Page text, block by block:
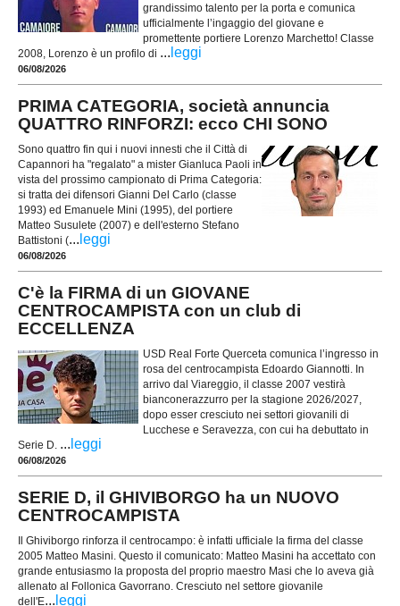
grandissimo talento per la porta e comunica
ufficialmente l’ingaggio del giovane e
promettente portiere Lorenzo Marchetto! Classe
2008, Lorenzo è un profilo di ... leggi
06/08/2026
PRIMA CATEGORIA, società annuncia
QUATTRO RINFORZI: ecco CHI SONO
Sono quattro fin qui i nuovi innesti che il Città di
Capannori ha "regalato" a mister Gianluca Paoli in
vista del prossimo campionato di Prima Categoria:
si tratta dei difensori Gianni Del Carlo (classe
1993) ed Emanuele Mini (1995), del portiere
Matteo Susulete (2007) e dell'esterno Stefano
Battistoni (... leggi
06/08/2026
C'è la FIRMA di un GIOVANE
CENTROCAMPISTA con un club di
ECCELLENZA
USD Real Forte Querceta comunica l’ingresso in
rosa del centrocampista Edoardo Giannotti. In
arrivo dal Viareggio, il classe 2007 vestirà
bianconerazzurro per la stagione 2026/2027,
dopo esser cresciuto nei settori giovanili di
Lucchese e Seravezza, con cui ha debuttato in
Serie D. ... leggi
06/08/2026
SERIE D, il GHIVIBORGO ha un NUOVO
CENTROCAMPISTA
Il Ghiviborgo rinforza il centrocampo: è infatti ufficiale la firma del classe
2005 Matteo Masini. Questo il comunicato: Matteo Masini ha accettato con
grande entusiasmo la proposta del proprio maestro Masi che lo aveva già
allenato al Follonica Gavorrano. Cresciuto nel settore giovanile
dell'E... leggi